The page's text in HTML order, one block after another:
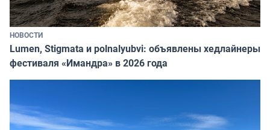
НОВОСТИ
Lumen, Stigmata и polnalyubvi: объявлены хедлайнеры
фестиваля «Имандра» в 2026 года